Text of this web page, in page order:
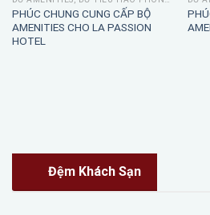
PHÚC CHUNG CUNG CẤP BỘ
AMENITIES CHO LA PASSION
HOTEL
Đệm Khách Sạn